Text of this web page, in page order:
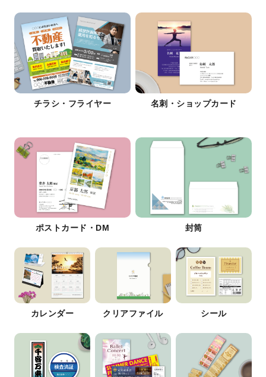
チラシ・フライヤー 名刺・ショップカード
ポストカード・DM 封筒
カレンダー クリアファイル シール